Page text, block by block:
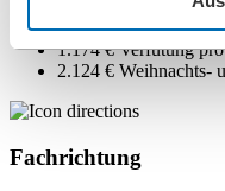
3 Jahre
Die Ausbilungszeit
1.174 € Verfütung
2.124 € Weihnachts-
Fachrichtung